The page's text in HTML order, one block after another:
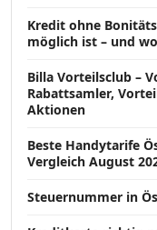
Kredit ohne
möglich ist – und
Billa Vorteilsclub –
Rabattsamler,
Aktionen
Beste Handytarife
Vergleich August
Steuernummer in